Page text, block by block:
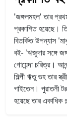
'জঙ্গলমহল' তার
প্রকাশিত হয়েছে।
বিতর্কিত উপন্যাস
বই- 'ঋজুদার সঙ্গে
গোয়েন্দা চরিত্র।
শিল্পী ঋতু গুহ তার
গাইতেন। পুরাতনী
হয়েছে তার একাধিক